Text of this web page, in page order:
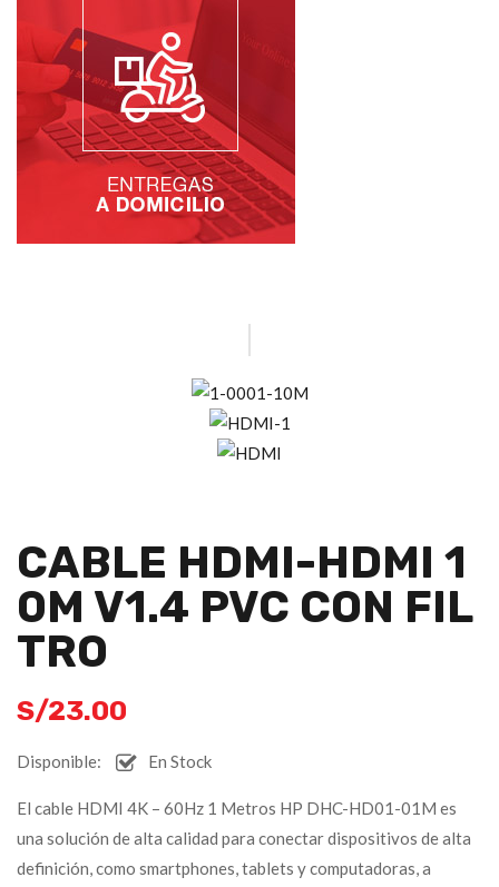
CABLE HDMI-HDMI 1
0M V1.4 PVC CON FIL
TRO
S/23.00
Disponible: En Stock
El cable HDMI 4K – 60Hz 1 Metros HP DHC-HD01-01M es
una solución de alta calidad para conectar dispositivos de alta
definición, como smartphones, tablets y computadoras, a